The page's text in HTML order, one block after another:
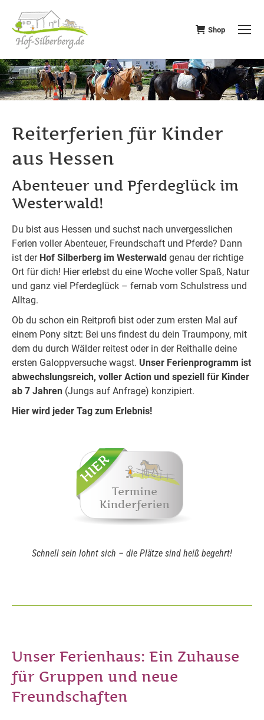
Shop
Reiterferien für Kinder
aus Hessen
Abenteuer und Pferdeglück im
Westerwald!
Du bist aus Hessen und suchst nach unvergesslichen
Ferien voller Abenteuer, Freundschaft und Pferde? Dann
ist der Hof Silberberg im Westerwald genau der richtige
Ort für dich! Hier erlebst du eine Woche voller Spaß, Natur
und ganz viel Pferdeglück – fernab vom Schulstress und
Alltag.
Ob du schon ein Reitprofi bist oder zum ersten Mal auf
einem Pony sitzt: Bei uns findest du dein Traumpony, mit
dem du durch Wälder reitest oder in der Reithalle deine
ersten Galoppversuche wagst. Unser Ferienprogramm ist
abwechslungsreich, voller Action und speziell für Kinder
ab 7 Jahren (Jungs auf Anfrage) konzipiert.
Hier wird jeder Tag zum Erlebnis!
Schnell sein lohnt sich – die Plätze sind heiß begehrt!
Unser Ferienhaus: Ein Zuhause
für Gruppen und neue
Freundschaften